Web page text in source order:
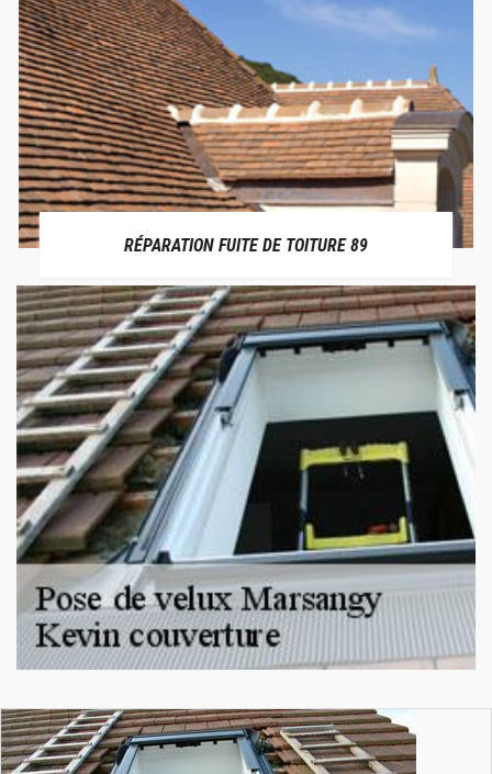
RÉPARATION FUITE DE TOITURE 89